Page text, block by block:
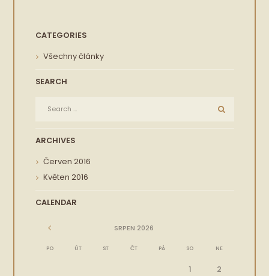
CATEGORIES
Všechny články
SEARCH
ARCHIVES
Červen 2016
Květen 2016
CALENDAR
SRPEN 2026
PO ÚT ST ČT PÁ SO NE
1
2